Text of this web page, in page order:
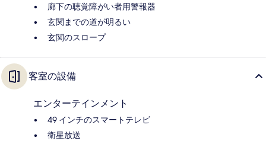
廊下の聴覚障がい者用警報器
玄関までの道が明るい
玄関のスロープ
客室の設備
エンターテインメント
49 インチのスマートテレビ
衛星放送